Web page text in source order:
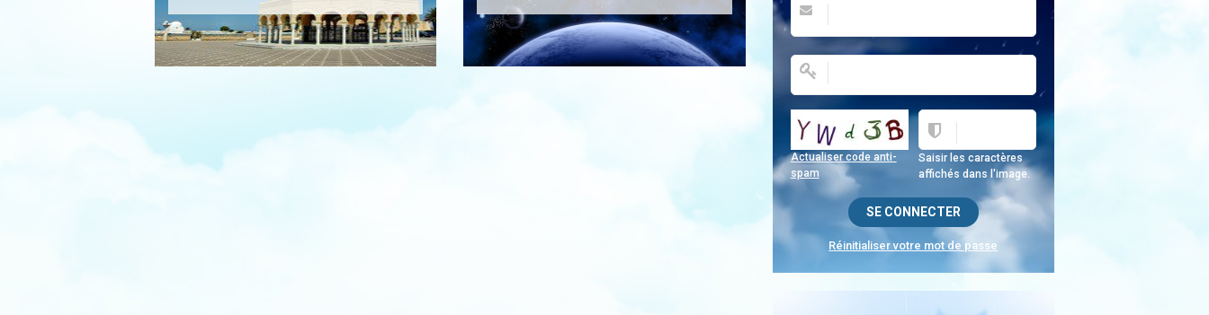
Saisir les caractères
affichés dans l'image.
Actualiser code anti-
spam
Réinitialiser votre mot de passe